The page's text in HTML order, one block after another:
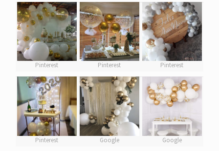
Pinterest Pinterest Pinterest
Pinterest Google
Google